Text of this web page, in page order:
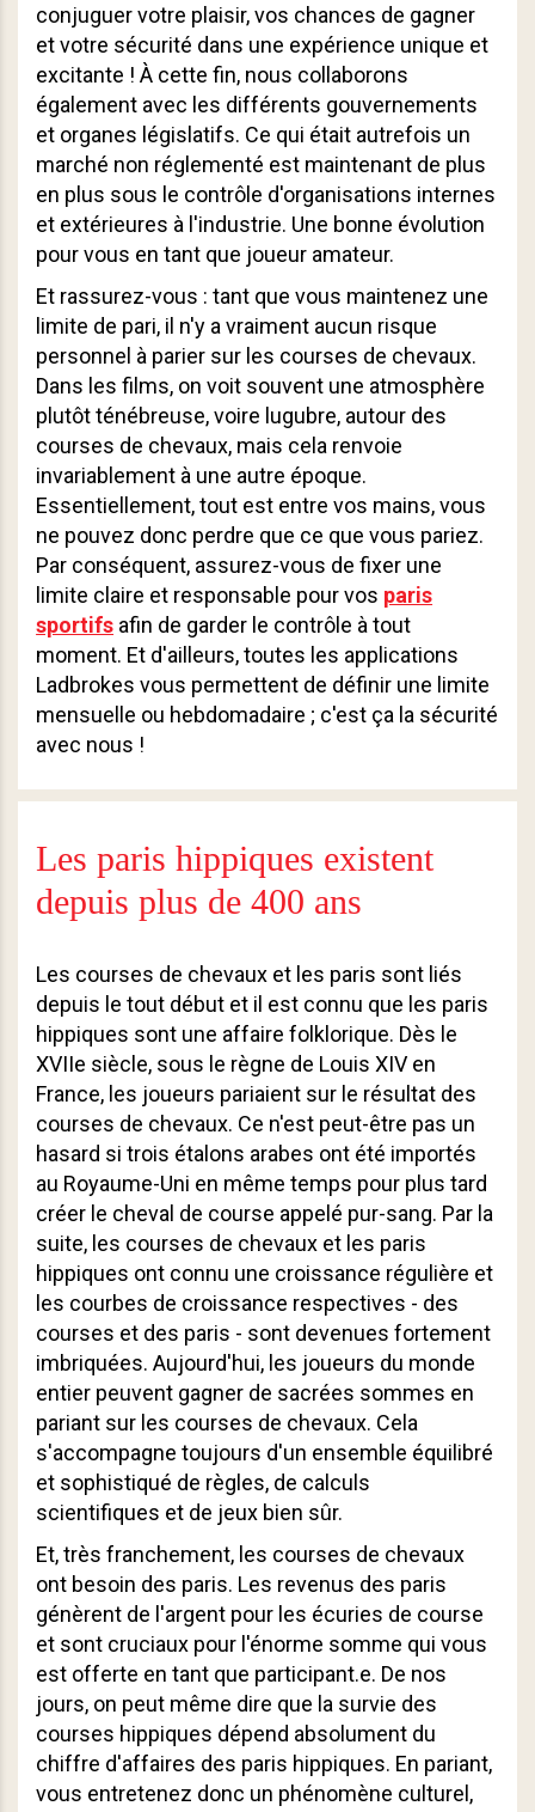
conjuguer votre plaisir, vos chances de gagner
et votre sécurité dans une expérience unique et
excitante ! À cette fin, nous collaborons
également avec les différents gouvernements
et organes législatifs. Ce qui était autrefois un
marché non réglementé est maintenant de plus
en plus sous le contrôle d'organisations internes
et extérieures à l'industrie. Une bonne évolution
pour vous en tant que joueur amateur.
Et rassurez-vous : tant que vous maintenez une
limite de pari, il n'y a vraiment aucun risque
personnel à parier sur les courses de chevaux.
Dans les films, on voit souvent une atmosphère
plutôt ténébreuse, voire lugubre, autour des
courses de chevaux, mais cela renvoie
invariablement à une autre époque.
Essentiellement, tout est entre vos mains, vous
ne pouvez donc perdre que ce que vous pariez.
Par conséquent, assurez-vous de fixer une
limite claire et responsable pour vos paris
sportifs afin de garder le contrôle à tout
moment. Et d'ailleurs, toutes les applications
Ladbrokes vous permettent de définir une limite
mensuelle ou hebdomadaire ; c'est ça la sécurité
avec nous !
Les paris hippiques existent
depuis plus de 400 ans
Les courses de chevaux et les paris sont liés
depuis le tout début et il est connu que les paris
hippiques sont une affaire folklorique. Dès le
XVIIe siècle, sous le règne de Louis XIV en
France, les joueurs pariaient sur le résultat des
courses de chevaux. Ce n'est peut-être pas un
hasard si trois étalons arabes ont été importés
au Royaume-Uni en même temps pour plus tard
créer le cheval de course appelé pur-sang. Par la
suite, les courses de chevaux et les paris
hippiques ont connu une croissance régulière et
les courbes de croissance respectives - des
courses et des paris - sont devenues fortement
imbriquées. Aujourd'hui, les joueurs du monde
entier peuvent gagner de sacrées sommes en
pariant sur les courses de chevaux. Cela
s'accompagne toujours d'un ensemble équilibré
et sophistiqué de règles, de calculs
scientifiques et de jeux bien sûr.
Et, très franchement, les courses de chevaux
ont besoin des paris. Les revenus des paris
génèrent de l'argent pour les écuries de course
et sont cruciaux pour l'énorme somme qui vous
est offerte en tant que participant.e. De nos
jours, on peut même dire que la survie des
courses hippiques dépend absolument du
chiffre d'affaires des paris hippiques. En pariant,
vous entretenez donc un phénomène culturel,